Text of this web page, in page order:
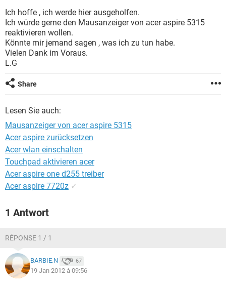
WHATSAPP TIKTOK
FACEBOOK
WINDOWS 10 INSTAGRAM
WHATSAPP TIKTOK
FACEBOOK
Ich hoffe , ich werde hier ausgeholfen.
Ich würde gerne den Mausanzeiger von acer aspire 5315
reaktivieren wollen.
Könnte mir jemand sagen , was ich zu tun habe.
Vielen Dank im Voraus.
L.G
Share
Lesen Sie auch:
Mausanzeiger von acer aspire 5315
Acer aspire zurücksetzen
Acer wlan einschalten
Touchpad aktivieren acer
Acer aspire one d255 treiber
Acer aspire 7720z ✓
1 Antwort
RÉPONSE 1 / 1
BARBIE.N 67
19 Jan 2012 à 09:56